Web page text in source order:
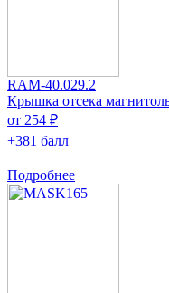
RAM-40.029.2
Крышка отсека
от 254 ₽
+381 балл
Подробнее